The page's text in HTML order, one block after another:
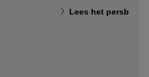
Lees het